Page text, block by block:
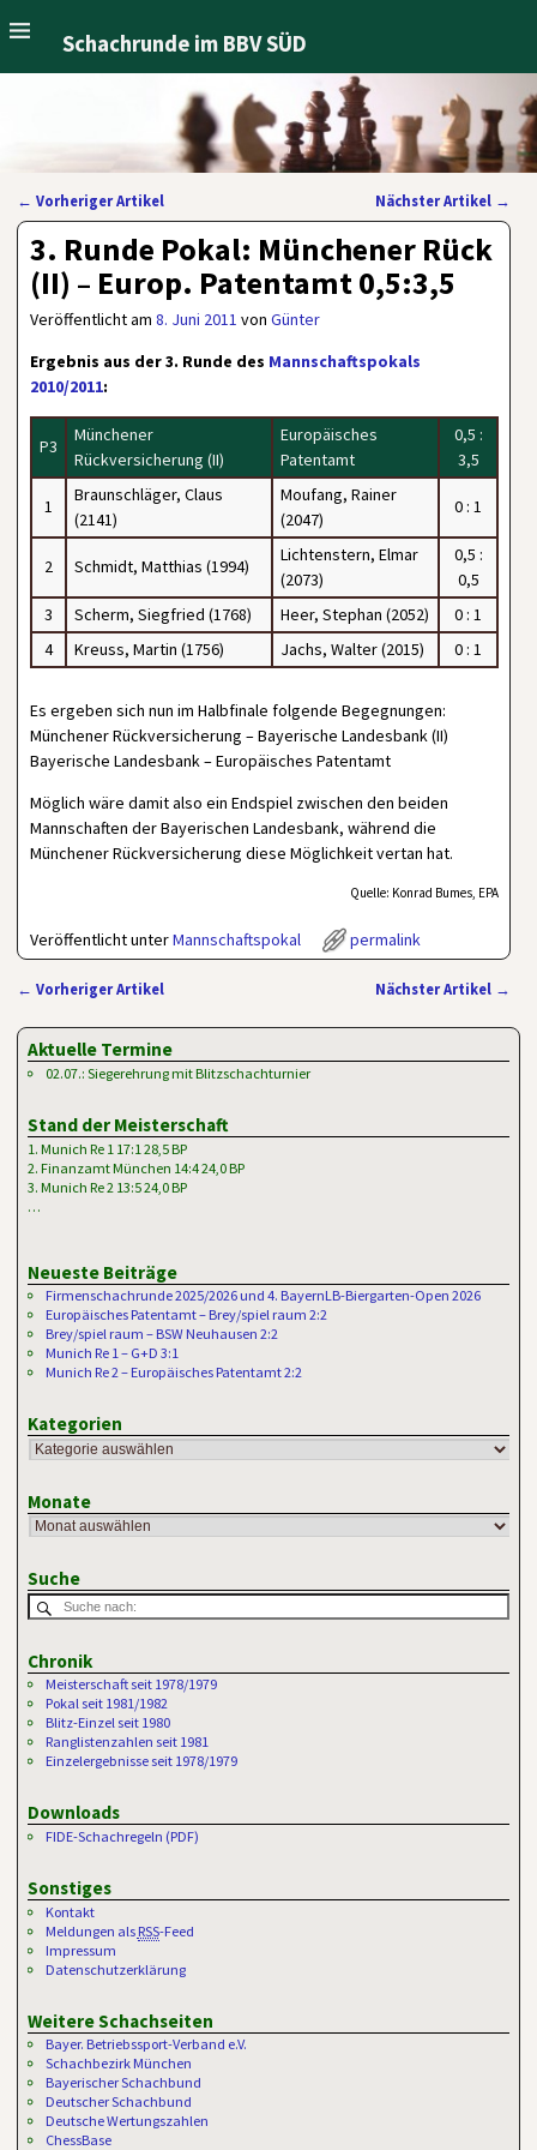
Schachrunde im BBV SÜD
Artikelnavigation
← Vorheriger Artikel Nächster Artikel →
3. Runde Pokal: Münchener Rück
(II) – Europ. Patentamt 0,5:3,5
Veröffentlicht am8. Juni 2011 vonGünter
Ergebnis aus der 3. Runde des Mannschaftspokals
2010/2011:
P3
Münchener
Rückversicherung (II)
Europäisches
Patentamt
0,5 :
3,5
1
Braunschläger, Claus
(2141)
Moufang, Rainer
(2047)
0 : 1
2 Schmidt, Matthias (1994)
Lichtenstern, Elmar
(2073)
0,5 :
0,5
3
Scherm, Siegfried (1768) Heer, Stephan (2052)
0 : 1
4
Kreuss, Martin (1756) Jachs, Walter (2015) 0 : 1
Es ergeben sich nun im Halbfinale folgende Begegnungen:
Münchener Rückversicherung – Bayerische Landesbank (II)
Bayerische Landesbank – Europäisches Patentamt
Möglich wäre damit also ein Endspiel zwischen den beiden
Mannschaften der Bayerischen Landesbank, während die
Münchener Rückversicherung diese Möglichkeit vertan hat.
Quelle: Konrad Bumes, EPA
Veröffentlicht unterMannschaftspokal permalink
← Vorheriger Artikel Nächster Artikel →
Aktuelle Termine
02.07.: Siegerehrung mit Blitzschachturnier
Stand der Meisterschaft
1. Munich Re 1 17:1 28,5 BP
2. Finanzamt München 14:4 24,0 BP
3. Munich Re 2 13:5 24,0 BP
…
Neueste Beiträge
Firmenschachrunde 2025/2026 und 4. BayernLB-Biergarten-Open 2026
Europäisches Patentamt – Brey/spiel raum 2:2
Brey/spiel raum – BSW Neuhausen 2:2
Munich Re 1 – G+D 3:1
Munich Re 2 – Europäisches Patentamt 2:2
Kategorien
Monate
Suche
Chronik
Meisterschaft seit 1978/1979
Pokal seit 1981/1982
Blitz-Einzel seit 1980
Ranglistenzahlen seit 1981
Einzelergebnisse seit 1978/1979
Downloads
FIDE-Schachregeln (PDF)
Sonstiges
Kontakt
Meldungen als RSS-Feed
Impressum
Datenschutzerklärung
Weitere Schachseiten
Bayer. Betriebssport-Verband e.V.
Schachbezirk München
Bayerischer Schachbund
Deutscher Schachbund
Deutsche Wertungszahlen
ChessBase